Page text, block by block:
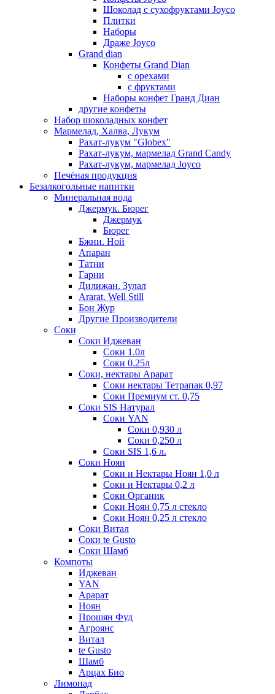
Шоколад с сухофруктами Joyco
Плитки
Наборы
Драже Joyco
Grand dian
Конфеты Grand Dian
с орехами
с фруктами
Наборы конфет Гранд Диан
другие конфеты
Набор шоколадных конфет
Мармелад, Халва, Лукум
Рахат-лукум "Globex"
Рахат-лукум, мармелад Grand Candy
Рахат-лукум, мармелад Joyco
Печёная продукция
Безалкогольные напитки
Минеральная вода
Джермук. Бюрег
Джермук
Бюрег
Бжни. Ной
Апаран
Татни
Гарни
Дилижан. Зулал
Ararat. Well Still
Бон Жур
Другие Производители
Соки
Соки Иджеван
Соки 1.0л
Соки 0.25л
Соки, нектары Арарат
Соки нектары Тетрапак 0,97
Соки Премиум ст. 0,75
Соки SIS Натурал
Соки YAN
Соки 0,930 л
Соки 0,250 л
Соки SIS 1,6 л.
Соки Ноян
Соки и Нектары Ноян 1,0 л
Соки и Нектары 0,2 л
Соки Органик
Соки Ноян 0,75 л стекло
Соки Ноян 0,25 л стекло
Соки Витал
Соки te Gusto
Соки Шамб
Компоты
Иджеван
YAN
Арарат
Ноян
Прошян Фуд
Агроянс
Витал
te Gusto
Шамб
Арцах Био
Лимонад